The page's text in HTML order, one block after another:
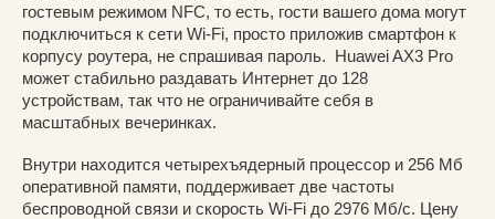
гостевым режимом NFC, то есть, гости вашего дома могут
подключиться к сети Wi-Fi, просто приложив смартфон к
корпусу роутера, не спрашивая пароль. Huawei AX3 Pro
может стабильно раздавать Интернет до 128
устройствам, так что не ограничивайте себя в
масштабных вечеринках.
Внутри находится четырехъядерный процессор и 256 Мб
оперативной памяти, поддерживает две частоты
беспроводной связи и скорость Wi-Fi до 2976 Мб/с. Цену